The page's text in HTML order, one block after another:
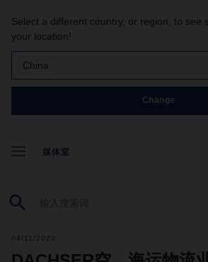
Select a different country, or region, to see
your location!
China
Change
媒体室
04/11/2020